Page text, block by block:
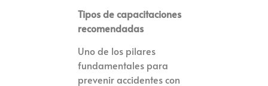
Tipos de capacitaciones
recomendadas
Uno de los pilares
fundamentales para
prevenir accidentes con